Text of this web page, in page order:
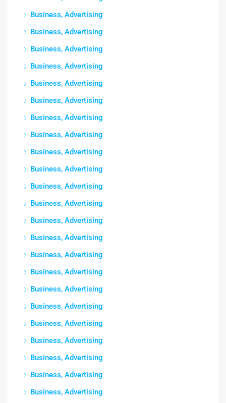
Business, Advertising
Business, Advertising
Business, Advertising
Business, Advertising
Business, Advertising
Business, Advertising
Business, Advertising
Business, Advertising
Business, Advertising
Business, Advertising
Business, Advertising
Business, Advertising
Business, Advertising
Business, Advertising
Business, Advertising
Business, Advertising
Business, Advertising
Business, Advertising
Business, Advertising
Business, Advertising
Business, Advertising
Business, Advertising
Business, Advertising